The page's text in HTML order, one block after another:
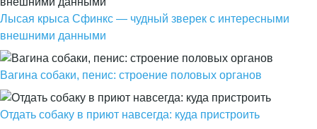
Лысая крыса Сфинкс — чудный зверек с интересными
внешними данными
Вагина собаки, пенис: строение половых органов
Отдать собаку в приют навсегда: куда пристроить